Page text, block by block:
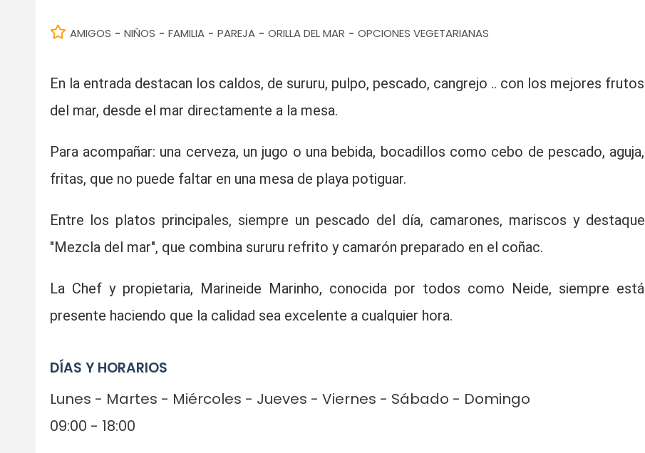
AMIGOS - NIÑOS - FAMILIA - PAREJA - ORILLA DEL MAR - OPCIONES VEGETARIANAS
En la entrada destacan los caldos, de sururu, pulpo, pescado, cangrejo .. con los mejores frutos
del mar, desde el mar directamente a la mesa.
Para acompañar: una cerveza, un jugo o una bebida, bocadillos como cebo de pescado, aguja,
fritas, que no puede faltar en una mesa de playa potiguar.
Entre los platos principales, siempre un pescado del día, camarones, mariscos y destaque
"Mezcla del mar", que combina sururu refrito y camarón preparado en el coñac.
La Chef y propietaria, Marineide Marinho, conocida por todos como Neide, siempre está
presente haciendo que la calidad sea excelente a cualquier hora.
DÍAS Y HORARIOS
Lunes - Martes - Miércoles - Jueves - Viernes - Sábado - Domingo
09:00 - 18:00